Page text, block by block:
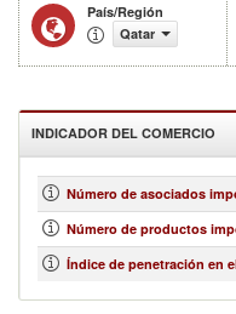
País/Región
Qatar
INDICADOR DEL COMERCIO
Número de asociados
Número de productos
Índice de penetración en